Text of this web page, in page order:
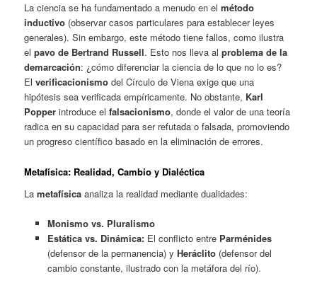
La ciencia se ha fundamentado a menudo en elmétodo
inductivo (observar casos particulares para establecer leyes
generales). Sin embargo, este método tiene fallos, como ilustra
elpavo de Bertrand Russell. Esto nos lleva alproblema de la
demarcación: ¿cómo diferenciar la ciencia de lo que no lo es?
Elverificacionismo del Círculo de Viena exige que una
hipótesis sea verificada empíricamente. No obstante, Karl
Popper introduce elfalsacionismo, donde el valor de una teoría
radica en su capacidad para ser refutada o falsada, promoviendo
un progreso científico basado en la eliminación de errores.
Metafísica: Realidad, Cambio y Dialéctica
Lametafísica analiza la realidad mediante dualidades:
Monismo vs. Pluralismo
Estática vs. Dinámica:El conflicto entre Parménides
(defensor de la permanencia) y Heráclito(defensor del
cambio constante, ilustrado con la metáfora del río).